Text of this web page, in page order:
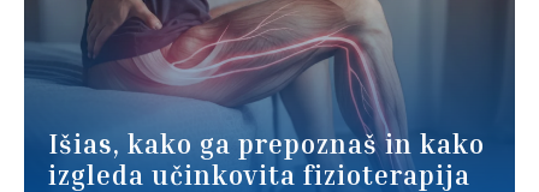
Išias, kako ga prepoznaš in kako
izgleda učinkovita fizioterapija